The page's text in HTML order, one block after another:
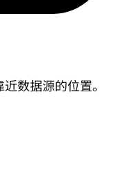
数据源的位置。